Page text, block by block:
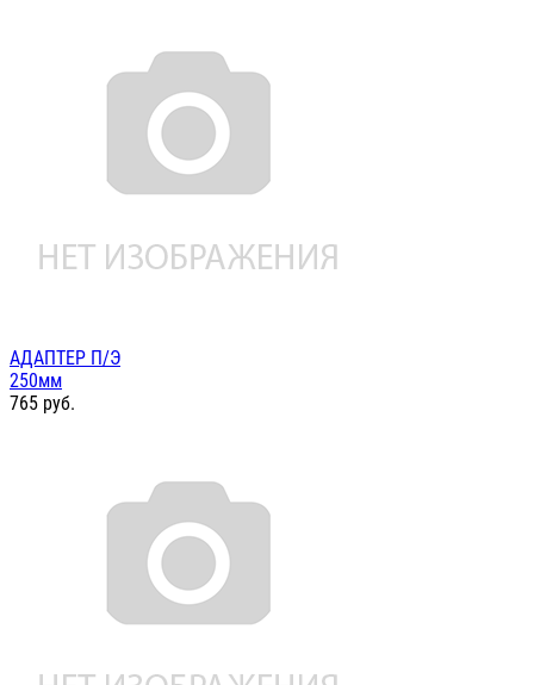
АДАПТЕР П/Э
250мм
765 руб.